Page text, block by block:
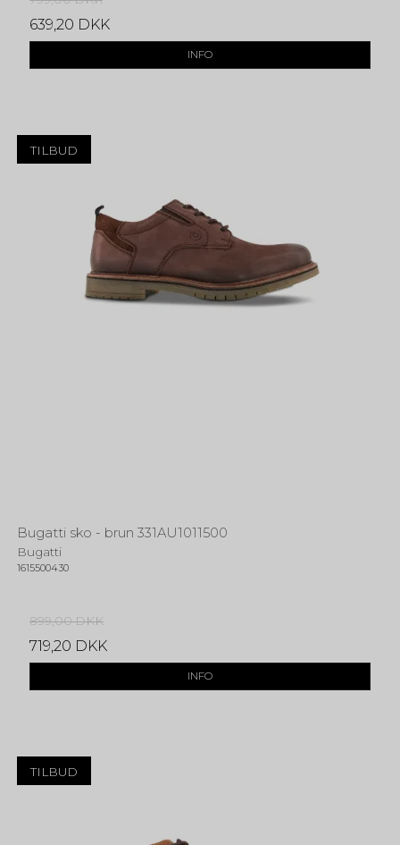
639,20 DKK
INFO
TILBUD
Bugatti sko - brun 331AU1011500
Bugatti
1615500430
899,00 DKK
719,20 DKK
INFO
TILBUD